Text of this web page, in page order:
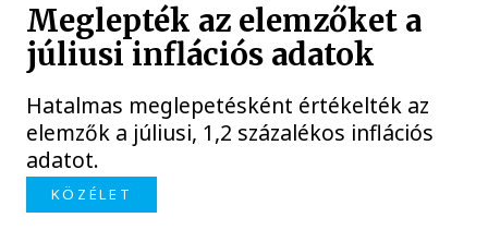
Meglepték az elemzőket a
júliusi inflációs adatok
Hatalmas meglepetésként értékelték az
elemzők a júliusi, 1,2 százalékos inflációs
adatot.
KÖZÉLET